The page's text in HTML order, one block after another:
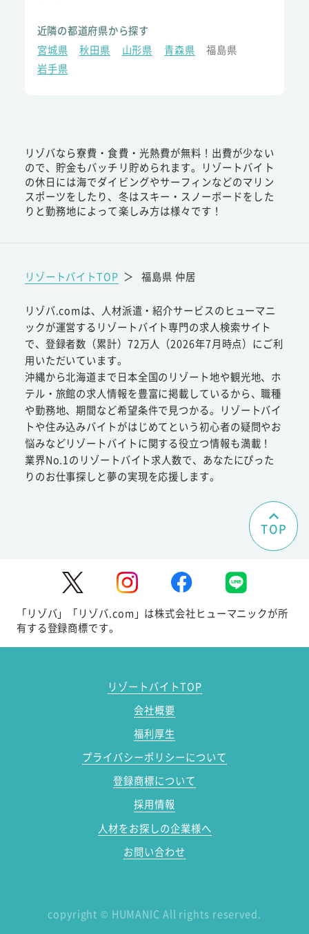
近隣の都道府県から探す
宮城県
秋田県 山形県 青森県
福島県
岩手県
リゾバなら寮費・食費・光熱費が無料！出費が少ない
ので、貯金もバッチリ貯められます。リゾートバイト
の休日には海でダイビングやサーフィンなどのマリン
スポーツをしたり、冬はスキー・スノーボードをした
りと勤務地によって楽しみ方は様々です！
リゾートバイトTOP ＞ 福島県 仲居
リゾバ.comは、人材派遣・紹介サービスのヒューマニ
ックが運営するリゾートバイト専門の求人検索サイト
で、登録者数（累計）72万人（2026年7月時点）にご利
用いただいています。
沖縄から北海道まで日本全国のリゾート地や観光地、ホ
テル・旅館の求人情報を豊富に掲載しているから、職種
や勤務地、期間など希望条件で見つかる。リゾートバイ
トや住み込みバイトがはじめてという初心者の疑問やお
悩みなどリゾートバイトに関する役立つ情報も満載！
業界No.1のリゾートバイト求人数で、あなたにぴった
りのお仕事探しと夢の実現を応援します。
TOP
「リゾバ」「リゾバ.com」は株式会社ヒューマニックが所
有する登録商標です。
リゾートバイトTOP
会社概要
福利厚生
プライバシーポリシーについて
登録商標について
採用情報
人材をお探しの企業様へ
お問い合わせ
copyright © HUMANIC All rights reserved.